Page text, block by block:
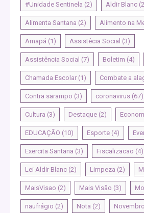
#Unidade Sentinela (2) Aldir Blanc
Alimenta Santana (2) Alimento na
Amapá (1) Assistêcia Social (3)
Assistência Social (7) Boletim (4)
Chamada Escolar (1) Combate a
Contra sarampo (3) coronavirus (67)
Cultura (3) Destaque (2)
EDUCAÇÃO (10) Esporte (4)
Exercita Santana (3) Fiscalizacao (4)
Lei Aldir Blanc (2) Limpeza (2)
MaisVisao (2) Mais Visão (3)
naufrágio (2) Nota (2)